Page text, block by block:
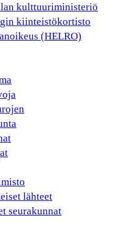
kulttuuriministeriö
kiinteistökortisto
(HELRO)
lähteet
seurakunnat